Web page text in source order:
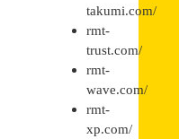
takumi.com/
rmt-
trust.com/
rmt-
wave.com/
rmt-
xp.com/